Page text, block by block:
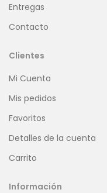
Entregas
Contacto
Clientes
Mi Cuenta
Mis pedidos
Favoritos
Detalles de la cuenta
Carrito
Información